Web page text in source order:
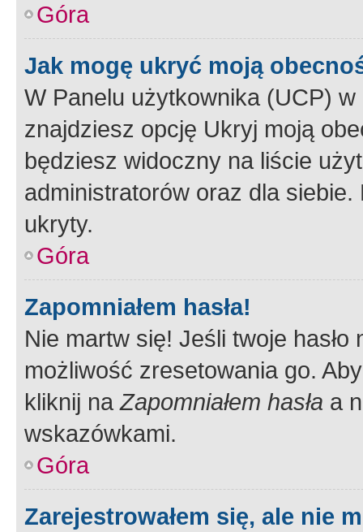
Góra
Jak mogę ukryć moją
W Panelu użytkownika (UCP) w
znajdziesz opcję Ukryj moją
będziesz widoczny na liście
administratorów oraz dla
ukryty.
Góra
Zapomniałem hasła!
Nie martw się! Jeśli twoje
możliwość zresetowania go.
kliknij naZapomniałem hasła a
wskazówkami.
Góra
Zarejestrowałem się, ale nie